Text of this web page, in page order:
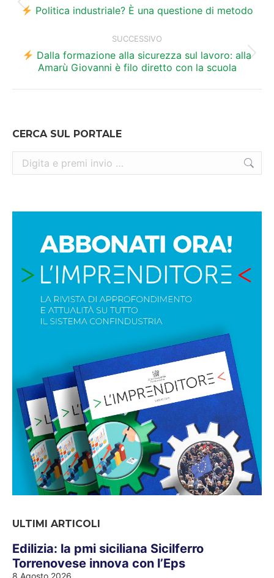
Post
precedente:
Politica industriale? È una questione di metodo
SUCCESSIVO
Prossimo
post:
Dalla formazione alla sicurezza sul lavoro: alla
Amarù Giovanni è filo diretto con la scuola
CERCA SUL PORTALE
Cerca:
ULTIMI ARTICOLI
Edilizia: la pmi siciliana Sicilferro
Torrenovese innova con l’Eps
8 Agosto 2026